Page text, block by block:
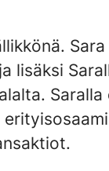
Sara
lisäksi
Saralla